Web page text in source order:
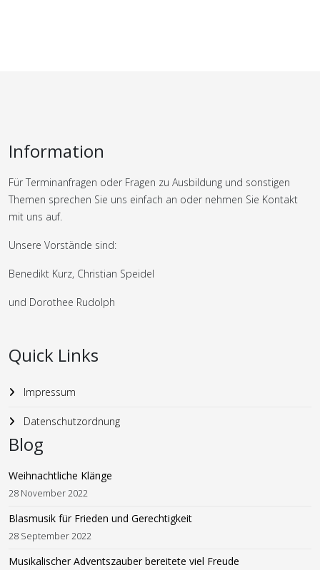
Information
Für Terminanfragen oder Fragen zu Ausbildung und sonstigen
Themen sprechen Sie uns einfach an oder nehmen Sie Kontakt
mit uns auf.
Unsere Vorstände sind:
Benedikt Kurz, Christian Speidel
und Dorothee Rudolph
Quick Links
Impressum
Datenschutzordnung
Blog
Weihnachtliche Klänge
28 November 2022
Blasmusik für Frieden und Gerechtigkeit
28 September 2022
Musikalischer Adventszauber bereitete viel Freude